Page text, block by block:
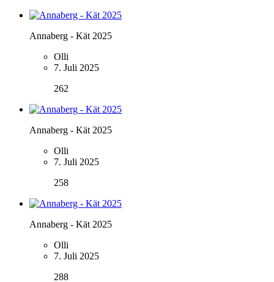
Annaberg - Kät 2025
Olli
7. Juli 2025
262
Annaberg - Kät 2025
Olli
7. Juli 2025
258
Annaberg - Kät 2025
Olli
7. Juli 2025
288